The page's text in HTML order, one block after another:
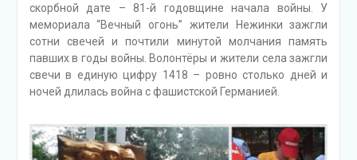
скорбной дате – 81-й годовщине начала войны. У
мемориала “Вечный огонь” жители Нежинки зажгли
сотни свечей и почтили минутой молчания память
павших в годы войны. Волонтёры и жители села зажгли
свечи в единую цифру 1418 – ровно столько дней и
ночей длилась война с фашистской Германией.